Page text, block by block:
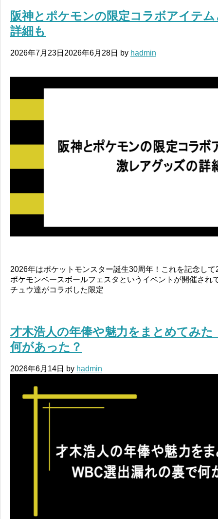
阪神とポケモンの限定コラボアイテ
詳細も
2026年7月23日 2026年6月28日 by hadmin
2026年はポケットモンスター誕生30周年！これを記念し
ポケモンベースボールフェスタというイベントが開催され
チュウ達がコラボした限定
才木浩人の年俸や魅力をまとめてみ
何があった？
2026年6月14日 by hadmin